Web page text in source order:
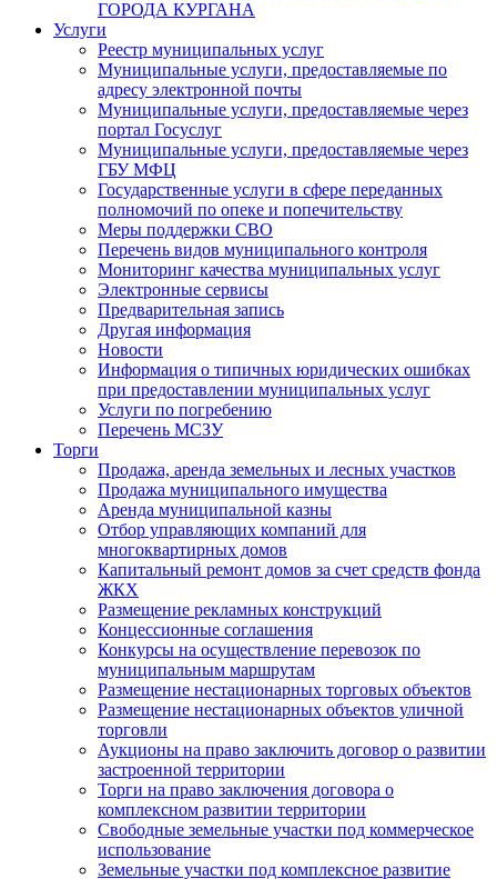
ГОРОДА КУРГАНА
Услуги
Реестр муниципальных услуг
Муниципальные услуги, предоставляемые по
адресу электронной почты
Муниципальные услуги, предоставляемые через
портал Госуслуг
Муниципальные услуги, предоставляемые через
ГБУ МФЦ
Государственные услуги в сфере переданных
полномочий по опеке и попечительству
Меры поддержки СВО
Перечень видов муниципального контроля
Мониторинг качества муниципальных услуг
Электронные сервисы
Предварительная запись
Другая информация
Новости
Информация о типичных юридических ошибках
при предоставлении муниципальных услуг
Услуги по погребению
Перечень МСЗУ
Торги
Продажа, аренда земельных и лесных участков
Продажа муниципального имущества
Аренда муниципальной казны
Отбор управляющих компаний для
многоквартирных домов
Капитальный ремонт домов за счет средств фонда
ЖКХ
Размещение рекламных конструкций
Концессионные соглашения
Конкурсы на осуществление перевозок по
муниципальным маршрутам
Размещение нестационарных торговых объектов
Размещение нестационарных объектов уличной
торговли
Аукционы на право заключить договор о развитии
застроенной территории
Торги на право заключения договора о
комплексном развитии территории
Свободные земельные участки под коммерческое
использование
Земельные участки под комплексное развитие